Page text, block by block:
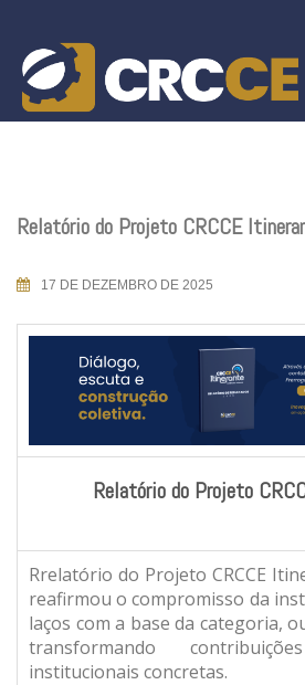
content
Relatório do Projeto CRCCE
17 DE DEZEMBRO DE 2025
Relatório do Projeto
Rrelatório do Projeto CRCCE
reafirmou o compromisso da
laços com a base da categoria,
transformando
institucionais concretas.